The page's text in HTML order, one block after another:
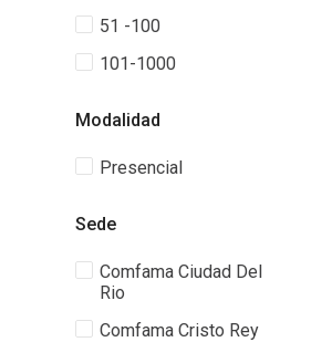
51 -100
101-1000
Modalidad
Presencial
Sede
Comfama Ciudad Del
Rio
Comfama Cristo Rey